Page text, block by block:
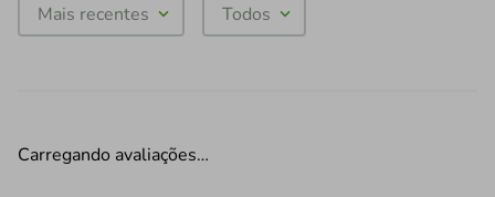
Mais recentes Todos
Carregando avaliações…